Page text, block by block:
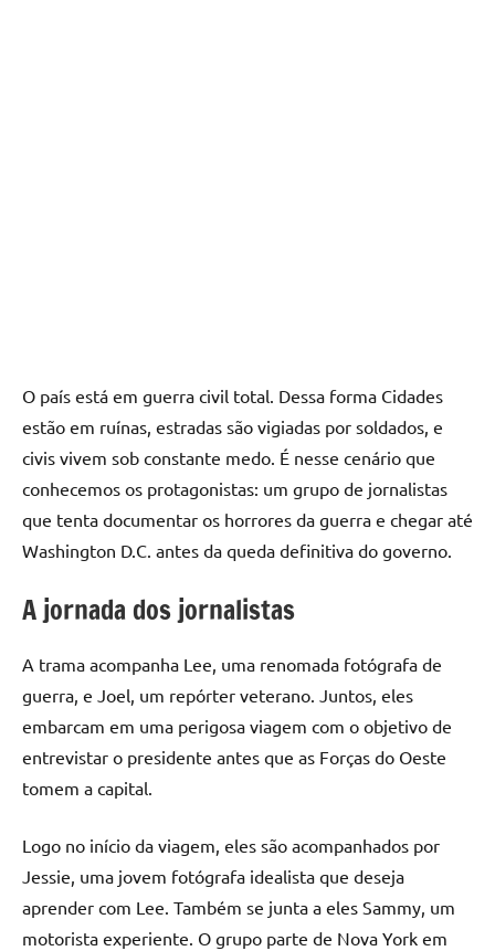
O país está em guerra civil total. Dessa forma Cidades
estão em ruínas, estradas são vigiadas por soldados, e
civis vivem sob constante medo. É nesse cenário que
conhecemos os protagonistas: um grupo de jornalistas
que tenta documentar os horrores da guerra e chegar até
Washington D.C. antes da queda definitiva do governo.
A jornada dos jornalistas
A trama acompanha Lee, uma renomada fotógrafa de
guerra, e Joel, um repórter veterano. Juntos, eles
embarcam em uma perigosa viagem com o objetivo de
entrevistar o presidente antes que as Forças do Oeste
tomem a capital.
Logo no início da viagem, eles são acompanhados por
Jessie, uma jovem fotógrafa idealista que deseja
aprender com Lee. Também se junta a eles Sammy, um
motorista experiente. O grupo parte de Nova York em